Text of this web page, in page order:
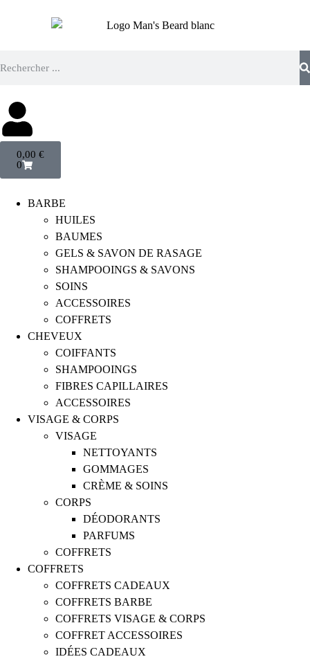
0,00 €
0
BARBE
HUILES
BAUMES
GELS & SAVON DE RASAGE
SHAMPOOINGS & SAVONS
SOINS
ACCESSOIRES
COFFRETS
CHEVEUX
COIFFANTS
SHAMPOOINGS
FIBRES CAPILLAIRES
ACCESSOIRES
VISAGE & CORPS
VISAGE
NETTOYANTS
GOMMAGES
CRÈME & SOINS
CORPS
DÉODORANTS
PARFUMS
COFFRETS
COFFRETS
COFFRETS CADEAUX
COFFRETS BARBE
COFFRETS VISAGE & CORPS
COFFRET ACCESSOIRES
IDÉES CADEAUX